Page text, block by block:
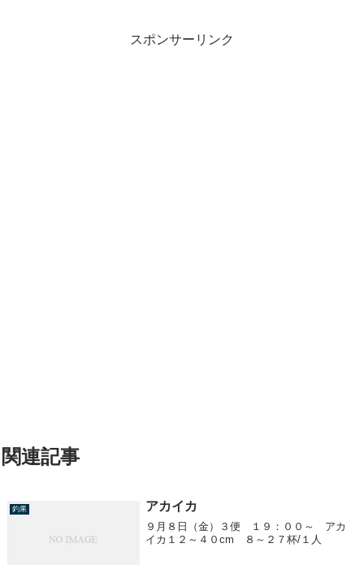
スポンサーリンク
関連記事
釣果 アカイカ
９月８日（金）３便 １９：００～ アカ
イカ１２～４０cm ８～２７杯/１人